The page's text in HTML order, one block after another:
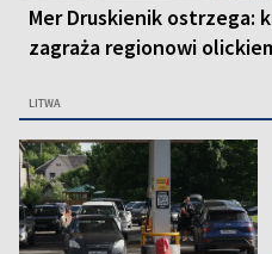
Mer Druskienik ostrzega:
zagraża regionowi
LITWA